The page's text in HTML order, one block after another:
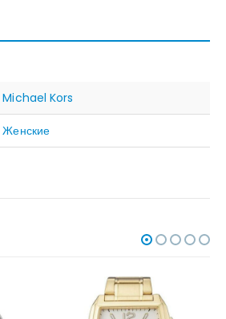
Michael Kors
Женские